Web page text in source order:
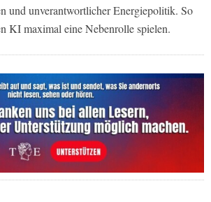
und unverantwortlicher Energiepolitik. So
KI maximal eine Nebenrolle spielen.